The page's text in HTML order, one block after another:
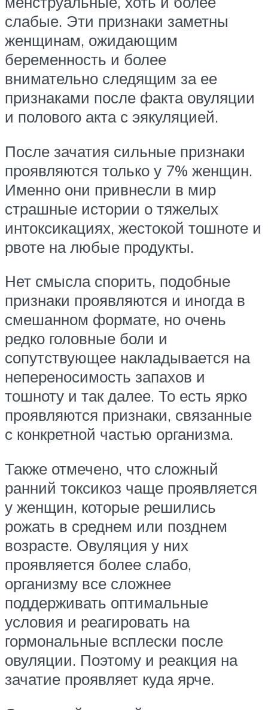
слабые. Эти признаки заметны
женщинам, ожидающим
беременность и более
внимательно следящим за ее
признаками после факта овуляции
и полового акта с эякуляцией.
После зачатия сильные признаки
проявляются только у 7% женщин.
Именно они привнесли в мир
страшные истории о тяжелых
интоксикациях, жестокой тошноте и
рвоте на любые продукты.
Нет смысла спорить, подобные
признаки проявляются и иногда в
смешанном формате, но очень
редко головные боли и
сопутствующее накладывается на
непереносимость запахов и
тошноту и так далее. То есть ярко
проявляются признаки, связанные
с конкретной частью организма.
Также отмечено, что сложный
ранний токсикоз чаще проявляется
у женщин, которые решились
рожать в среднем или позднем
возрасте. Овуляция у них
проявляется более слабо,
организму все сложнее
поддерживать оптимальные
условия и реагировать на
гормональные всплески после
овуляции. Поэтому и реакция на
зачатие проявляет куда ярче.